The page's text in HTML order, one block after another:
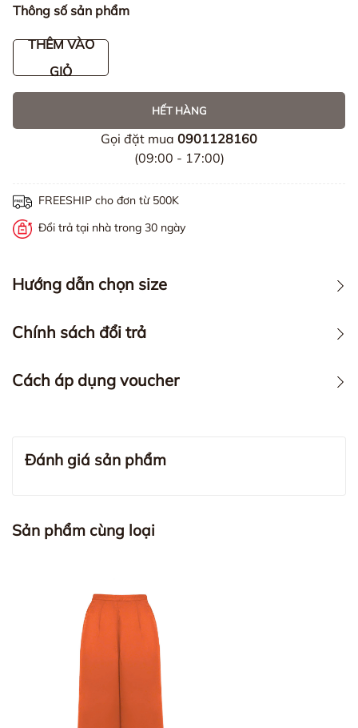
Thông số sản phẩm
THÊM VÀO
GIỎ
HẾT HÀNG
Gọi đặt mua 0901128160
(09:00 - 17:00)
FREESHIP cho đơn từ 500K
Đổi trả tại nhà trong 30 ngày
Hướng dẫn chọn size
Chính sách đổi trả
Cách áp dụng voucher
Đánh giá sản phẩm
Sản phẩm cùng loại